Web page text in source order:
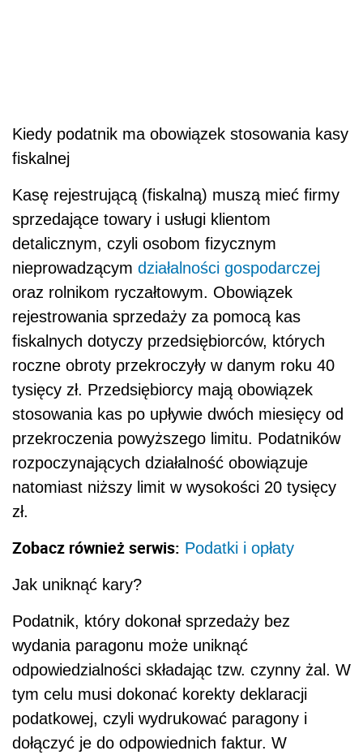
Kiedy podatnik ma obowiązek stosowania kasy
fiskalnej
Kasę rejestrującą (fiskalną) muszą mieć firmy
sprzedające towary i usługi klientom
detalicznym, czyli osobom fizycznym
nieprowadzącym działalności gospodarczej
oraz rolnikom ryczałtowym. Obowiązek
rejestrowania sprzedaży za pomocą kas
fiskalnych dotyczy przedsiębiorców, których
roczne obroty przekroczyły w danym roku 40
tysięcy zł. Przedsiębiorcy mają obowiązek
stosowania kas po upływie dwóch miesięcy od
przekroczenia powyższego limitu. Podatników
rozpoczynających działalność obowiązuje
natomiast niższy limit w wysokości 20 tysięcy
zł.
Zobacz również serwis: Podatki i opłaty
Jak uniknąć kary?
Podatnik, który dokonał sprzedaży bez
wydania paragonu może uniknąć
odpowiedzialności składając tzw. czynny żal. W
tym celu musi dokonać korekty deklaracji
podatkowej, czyli wydrukować paragony i
dołączyć je do odpowiednich faktur. W